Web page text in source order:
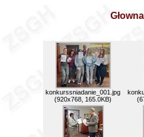
Głowna
konkurssniadanie_001.jpg
(920x768, 165.0KB)